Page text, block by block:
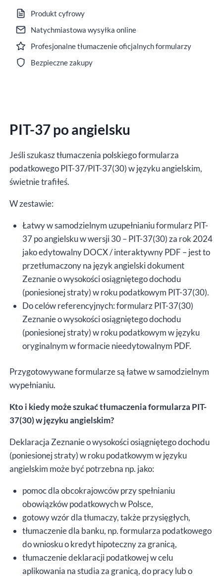
37
po
angielsku
za
rok
DOCX/interaktywny
Produkt cyfrowy
Natychmiastowa wysyłka online
Profesjonalne tłumaczenie oficjalnych formularzy
Bezpieczne zakupy
PIT-37 po angielsku
Jeśli szukasz tłumaczenia polskiego formularza
podatkowego PIT-37/PIT-37(30) w języku angielskim,
świetnie trafiłeś.
W zestawie:
Łatwy w samodzielnym uzupełnianiu formularz PIT-
37 po angielsku w wersji 30 – PIT-37(30) za rok 2024
jako edytowalny DOCX / interaktywny PDF – jest to
przetłumaczony na język angielski dokument
Zeznanie o wysokości osiągniętego dochodu
(poniesionej straty) w roku podatkowym PIT-37(30).
Do celów referencyjnych: formularz PIT-37(30)
Zeznanie o wysokości osiągniętego dochodu
(poniesionej straty) w roku podatkowym w języku
oryginalnym w formacie nieedytowalnym PDF.
Przygotowywane formularze są łatwe w samodzielnym
wypełnianiu.
Kto i kiedy może szukać tłumaczenia formularza PIT-
37(30) w języku angielskim?
Deklaracja Zeznanie o wysokości osiągniętego dochodu
(poniesionej straty) w roku podatkowym w języku
angielskim może być potrzebna np. jako:
pomoc dla obcokrajowców przy spełnianiu
obowiązków podatkowych w Polsce,
gotowy wzór dla tłumaczy, także przysięgłych,
tłumaczenie dla banku, np. formularza podatkowego
do wniosku o kredyt hipoteczny za granicą,
tłumaczenie deklaracji podatkowej w celu
aplikowania na studia za granicą, do pracy lub o